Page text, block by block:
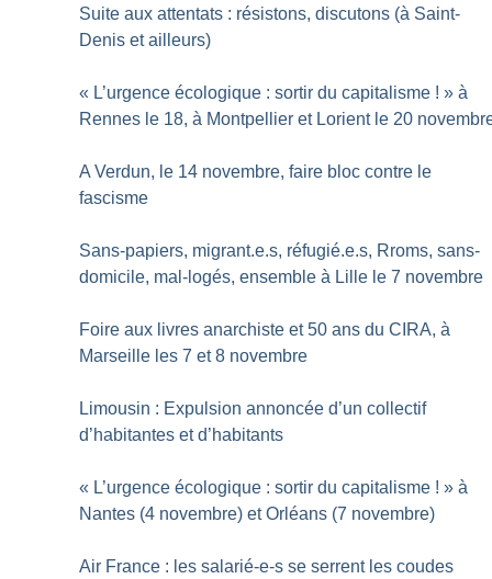
Suite aux attentats : résistons, discutons (à Saint-
Denis et ailleurs)
« L’urgence écologique : sortir du capitalisme ! » à
Rennes le 18, à Montpellier et Lorient le 20
A Verdun, le 14 novembre, faire bloc contre le
fascisme
Sans-papiers, migrant.e.s, réfugié.e.s, Rroms, sans-
domicile, mal-logés, ensemble à Lille le 7 novembre
Foire aux livres anarchiste et 50 ans du CIRA, à
Marseille les 7 et 8 novembre
Limousin : Expulsion annoncée d’un collectif
d’habitantes et d’habitants
« L’urgence écologique : sortir du capitalisme ! » à
Nantes (4 novembre) et Orléans (7 novembre)
Air France : les salarié-e-s se serrent les coudes